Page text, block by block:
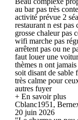
au bar pas très
activité prévue 2
restaurant n est
grosse chaleur pas
wifi marche pas
arrêtent pas ou ne
faut louer une
thèmes n ont
soit disant de sable
très calme pour
autres fuyer
+ En savoir plus
Cblanc1951,
20 juin 2026